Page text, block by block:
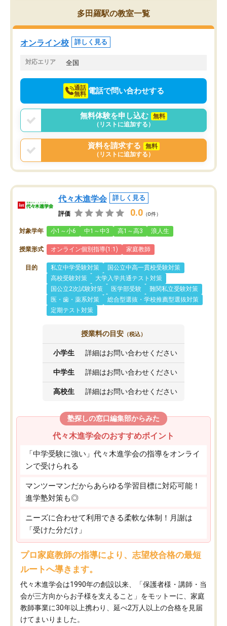
多田羅駅の教室一覧
オンライン校 詳しく見る
対応エリア 全国
通話
無料 電話で問い合わせする
無料体験を申し込む
無料
（リストに追加する）
資料を請求する
無料
（リストに追加する）
代々木進学会 詳しく見る
評価 0.0 （0件）
対象学年 小1～小6 中1～中3 高1～高3 浪人生
授業形式 オンライン個別指導(1:1) 家庭教師
目的 私立中学受験対策
国公立中高一貫校受験対策
高校受験対策
大学入学共通テスト対策
国公立2次試験対策
医学部受験
難関私立受験対策
医・歯・薬系対策
総合型選抜・学校推薦型選抜対策
定期テスト対策
授業料の目安 （税込）
小学生 詳細はお問い合わせください
中学生 詳細はお問い合わせください
高校生 詳細はお問い合わせください
塾探しの窓口編集部からみた
代々木進学会のおすすめポイント
「中学受験に強い」代々木進学会の指導をオンライ
ンで受けられる
マンツーマンだからあらゆる学習目標に対応可能！
進学塾対策も◎
ニーズに合わせて利用できる柔軟な体制！月謝は
「受けた分だけ」
プロ家庭教師の指導により、志望校合格の最短
ルートへ導きます。
代々木進学会は1990年の創設以来、「保護者様・講師・当
会が三方向からお子様を支えること」をモットーに、家庭
教師事業に30年以上携わり、延べ2万人以上の合格を見届
けてまいりました。